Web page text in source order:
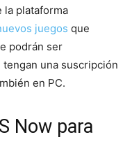
la plataforma
juegos que
podrán ser
una suscripción
en PC.
Now para